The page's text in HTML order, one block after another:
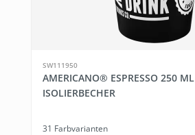
SW111950
AMERICANO® ESPRESSO 250 ML
ISOLIERBECHER
31 Farbvarianten